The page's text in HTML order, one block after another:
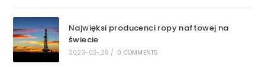
Najwięksi producenci ropy naftowej na
świecie
2023-03-28 / 0 COMMENTS